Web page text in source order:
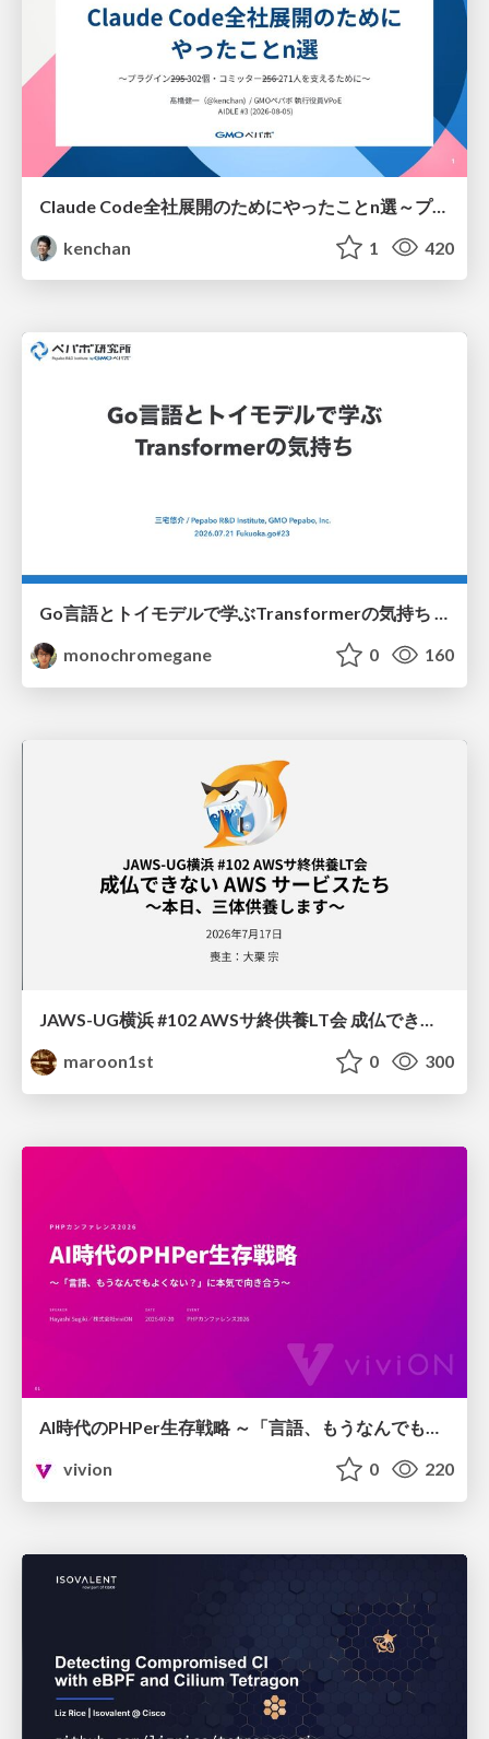
Claude Code全社展開のためにやったことn選～プラグイン302個・コミッター271人を支えるために～
kenchan
1 420
Go言語とトイモデルで学ぶTransformerの気持ち / fukuokago23-transformer
monochromegane
0 160
JAWS-UG横浜 #102 AWSサ終供養LT会 成仏できない AWS サービスたち 〜本日、三体供養します〜
maroon1st
0 300
vivion
0 220